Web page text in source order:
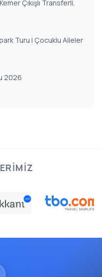
Çıkışlı Transferli,
Turu | Çocuklu Aileler
2026